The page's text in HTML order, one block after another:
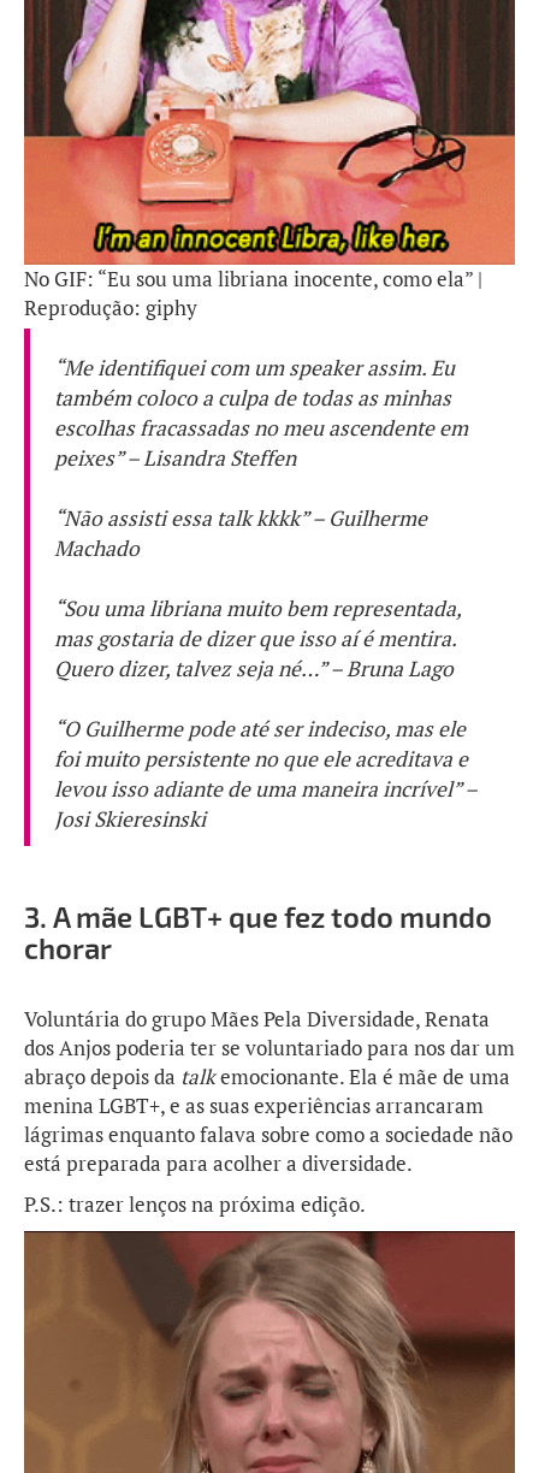
No GIF: “Eu sou uma libriana inocente, como ela” |
Reprodução: giphy
“Me identifiquei com umspeakerassim. Eu
também coloco a culpa de todas as minhas
escolhas fracassadas no meu ascendente em
peixes” – Lisandra Steffen
“Não assisti essa talkkkkk” – Guilherme
Machado
“Sou uma libriana muito bem representada,
mas gostaria de dizer que isso aí é mentira.
Quero dizer, talvez seja né…” – Bruna Lago
“O Guilherme pode até ser indeciso, mas ele
foi muito persistente no que ele acreditava e
levou isso adiante de uma maneira incrível” –
Josi Skieresinski
3. A mãe LGBT+ que fez todo mundo
chorar
Voluntária do grupo Mães Pela Diversidade, Renata
dos Anjos poderia ter se voluntariado para nos dar um
abraço depois da talkemocionante. Ela é mãe de uma
menina LGBT+, e as suas experiências arrancaram
lágrimas enquanto falava sobre como a sociedade não
está preparada para acolher a diversidade.
P.S.: trazer lenços na próxima edição.